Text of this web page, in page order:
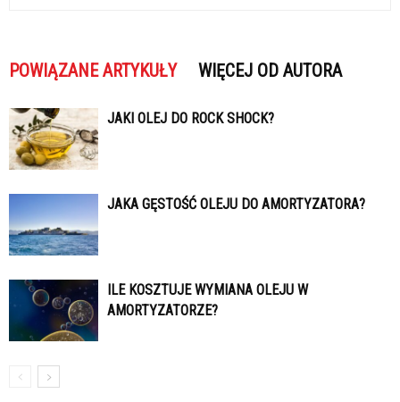
POWIĄZANE ARTYKUŁY WIĘCEJ OD AUTORA
JAKI OLEJ DO ROCK SHOCK?
JAKA GĘSTOŚĆ OLEJU DO AMORTYZATORA?
ILE KOSZTUJE WYMIANA OLEJU W
AMORTYZATORZE?